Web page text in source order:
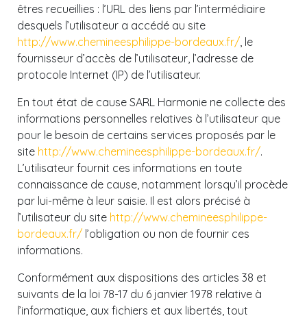
êtres recueillies : l’URL des liens par l’intermédiaire
desquels l’utilisateur a accédé au site
http://www.chemineesphilippe-bordeaux.fr/ , le
fournisseur d’accès de l’utilisateur, l’adresse de
protocole Internet (IP) de l’utilisateur.
En tout état de cause SARL Harmonie ne collecte des
informations personnelles relatives à l’utilisateur que
pour le besoin de certains services proposés par le
site http://www.chemineesphilippe-bordeaux.fr/.
L’utilisateur fournit ces informations en toute
connaissance de cause, notamment lorsqu’il procède
par lui-même à leur saisie. Il est alors précisé à
l’utilisateur du site http://www.chemineesphilippe-
bordeaux.fr/ l’obligation ou non de fournir ces
informations.
Conformément aux dispositions des articles 38 et
suivants de la loi 78-17 du 6 janvier 1978 relative à
l’informatique, aux fichiers et aux libertés, tout